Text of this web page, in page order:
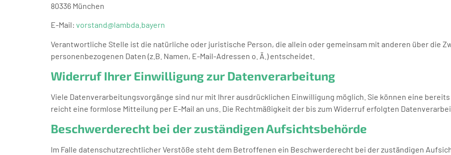
80336 München
E-Mail: vorstand@lambda.bayern
Verantwortliche Stelle ist die natürliche oder juristische Person, die allein oder gemeinsam mit anderen über die
personenbezogenen Daten (z.B. Namen, E-Mail-Adressen o. Ä.) entscheidet.
Widerruf Ihrer Einwilligung zur Datenverarbeitung
Viele Datenverarbeitungsvorgänge sind nur mit Ihrer ausdrücklichen Einwilligung möglich. Sie können eine
reicht eine formlose Mitteilung per E-Mail an uns. Die Rechtmäßigkeit der bis zum Widerruf erfolgten
Beschwerderecht bei der zuständigen Aufsichtsbehörde
Im Falle datenschutzrechtlicher Verstöße steht dem Betroffenen ein Beschwerderecht bei der zuständigen